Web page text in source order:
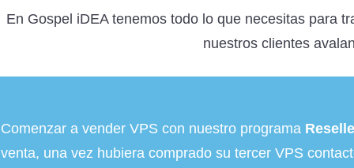
En Gospel iDEA tenemos todo lo que necesitas para
nuestros clientes
Comenzar a vender VPS con nuestro programa
venta, una vez hubiera comprado su tercer VPS